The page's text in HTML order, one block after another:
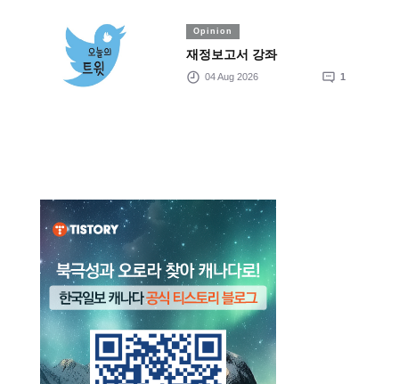
Opinion
재정보고서 강좌
04 Aug 2026 1